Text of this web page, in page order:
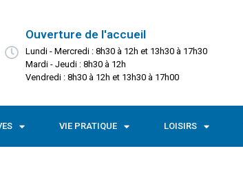
Ouverture de l'accueil
Lundi - Mercredi : 8h30 à 12h et 13h30 à 17h30
Mardi - Jeudi : 8h30 à 12h
Vendredi : 8h30 à 12h et 13h30 à 17h00
VIE PRATIQUE LOISIRS